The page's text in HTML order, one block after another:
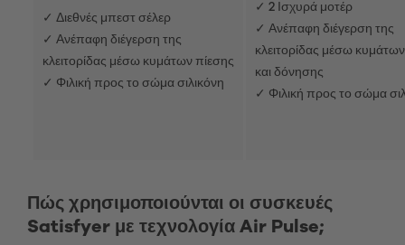
✓ Διεθνές μπεστ σέλερ
✓ Ανέπαφη διέγερση της
κλειτορίδας μέσω κυμάτων πίεσης
✓ Φιλική προς το σώμα σιλικόνη
✓ 2 Ισχυρά μοτέρ
✓ Ανέπαφη διέγερση της
κλειτορίδας μέσω
και δόνησης
✓ Φιλική προς το σώμα
Πώς χρησιμοποιούνται οι συσκευές
Satisfyer με τεχνολογία Air Pulse;